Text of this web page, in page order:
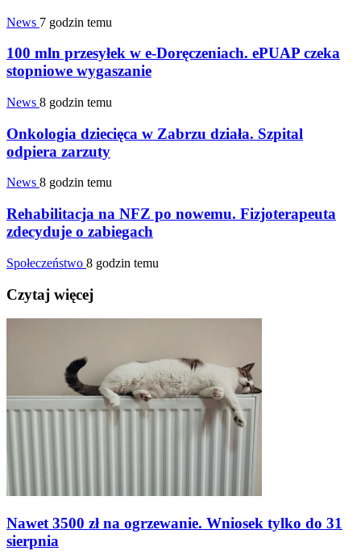
News 7 godzin temu
100 mln przesyłek w e-Doręczeniach. ePUAP czeka
stopniowe wygaszanie
News 8 godzin temu
Onkologia dziecięca w Zabrzu działa. Szpital
odpiera zarzuty
News 8 godzin temu
Rehabilitacja na NFZ po nowemu. Fizjoterapeuta
zdecyduje o zabiegach
Społeczeństwo 8 godzin temu
Czytaj więcej
Nawet 3500 zł na ogrzewanie. Wniosek tylko do 31
sierpnia